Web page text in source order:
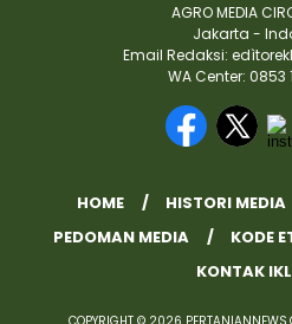
AGRO MEDIA
Jakarta -
Email Redaksi:
WA Center: 0853
HOME HISTORI MEDIA
PEDOMAN MEDIA
KODE
KONTAK